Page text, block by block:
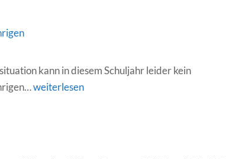
kann in diesem Schuljahr leider kein
Informationsabend
weiterlesen